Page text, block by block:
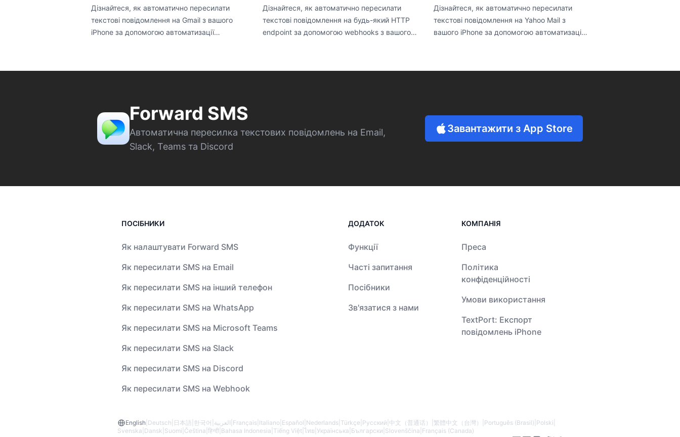
Дізнайтеся, як автоматично пересилати
текстові повідомлення на Gmail з вашого
iPhone за допомогою автоматизації
Дізнайтеся, як автоматично пересилати
текстові повідомлення на будь-який HTTP
endpoint за допомогою webhooks з вашого
Дізнайтеся, як автоматично пересилати
текстові повідомлення на Yahoo Mail з
вашого iPhone за допомогою автоматизації
Forward SMS
Автоматична пересилка текстових повідомлень на Email,
Slack, Teams та Discord
Завантажити з App Store
ПОСІБНИКИ
Як налаштувати Forward SMS
Як пересилати SMS на Email
Як пересилати SMS на інший телефон
Як пересилати SMS на WhatsApp
Як пересилати SMS на Microsoft Teams
Як пересилати SMS на Slack
Як пересилати SMS на Discord
Як пересилати SMS на Webhook
ДОДАТОК
Функції
Часті запитання
Посібники
Зв'язатися з нами
КОМПАНІЯ
Преса
Політика
конфіденційності
Умови використання
TextPort: Експорт
повідомлень iPhone
English Deutsch 日本語 한국어 العربية Français Italiano Español Nederlands Türkçe Русский 中文（普通话） 繁體中文（台灣） Português (Brasil) Polski
Svenska Dansk Suomi Čeština हिन्दी Bahasa Indonesia Tiếng Việt ไทย Українська Български Slovenščina Français (Canada)